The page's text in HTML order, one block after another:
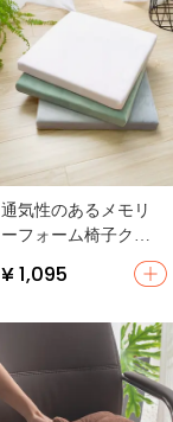
通気性のあるメモリ
ーフォーム椅子クッ
ション【滑り止め・
オフィス用・四季対
¥ 1,095